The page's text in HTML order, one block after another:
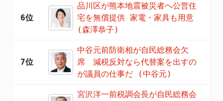
6位
品川区が熊本地震被災者へ公営住
宅を無償提供 家電・家具も用意
(森澤恭子)
7位
中谷元前防衛相が自民総務会欠
席 減税反対なら代替案を出すの
が議員の仕事だ (中谷元)
宮沢洋一前税調会長が自民総務会